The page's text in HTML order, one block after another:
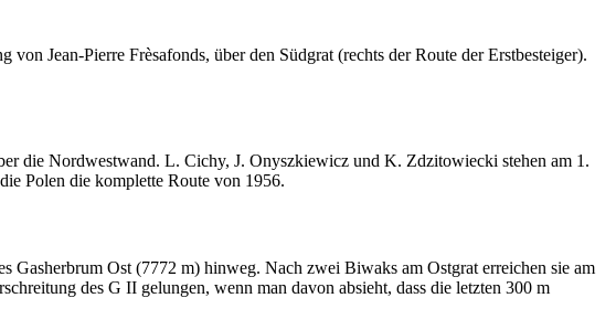
Jean-Pierre Frèsafonds, über den Südgrat (rechts der Route der Erstbesteiger).
die Nordwestwand. L. Cichy, J. Onyszkiewicz und K. Zdzitowiecki stehen am 1.
Polen die komplette Route von 1956.
Ost (7772 m) hinweg. Nach zwei Biwaks am Ostgrat erreichen sie am
des G II gelungen, wenn man davon absieht, dass die letzten 300 m